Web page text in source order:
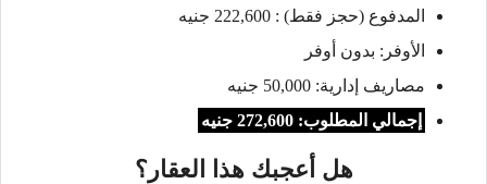
المدفوع (حجز فقط) : 222,600 جنيه
الأوفر: بدون أوفر
مصاريف إدارية: 50,000 جنيه
إجمالي المطلوب: 272,600 جنيه
هل أعجبك هذا العقار؟